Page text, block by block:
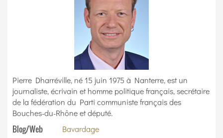
Pierre Dharréville, né 15 juin 1975 à Nanterre, est un
journaliste, écrivain et homme politique français, secrétaire
de la fédération du Parti communiste français des
Bouches-du-Rhône et député.
Blog/Web Bavardage